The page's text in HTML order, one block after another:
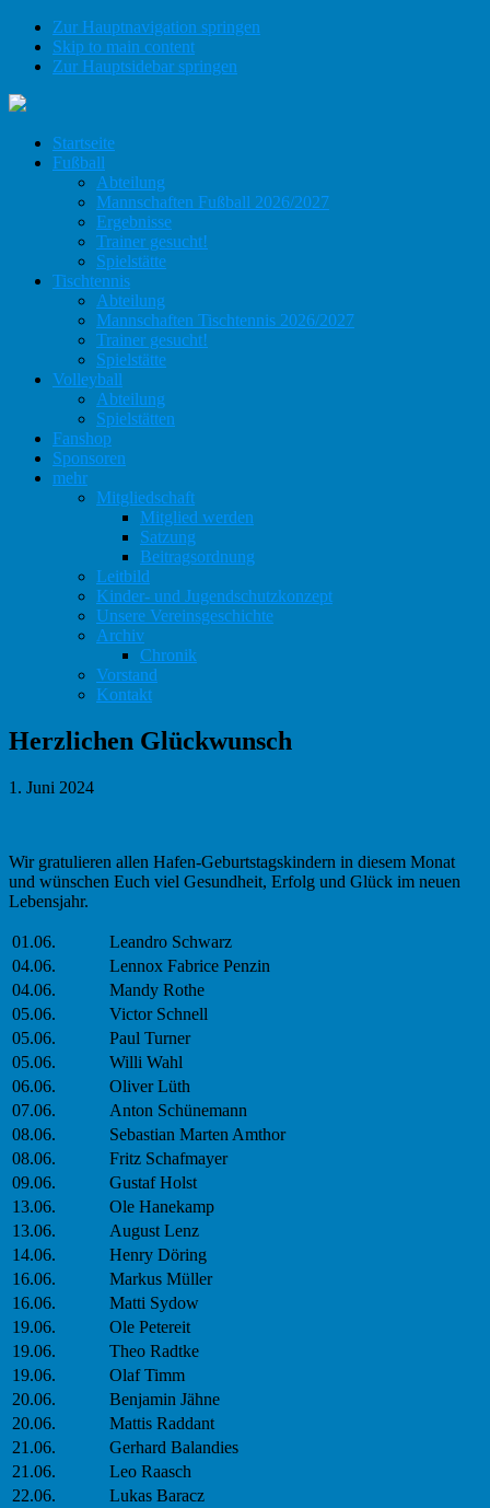
Zur Hauptnavigation springen
Skip to main content
Zur Hauptsidebar springen
Startseite
Fußball
Abteilung
Mannschaften Fußball 2026/2027
Ergebnisse
Trainer gesucht!
Spielstätte
Tischtennis
Abteilung
Mannschaften Tischtennis 2026/2027
Trainer gesucht!
Spielstätte
Volleyball
Abteilung
Spielstätten
Fanshop
Sponsoren
mehr
Mitgliedschaft
Mitglied werden
Satzung
Beitragsordnung
Leitbild
Kinder- und Jugendschutzkonzept
Unsere Vereinsgeschichte
Archiv
Chronik
Vorstand
Kontakt
Herzlichen Glückwunsch
1. Juni 2024
Wir gratulieren allen Hafen-Geburtstagskindern in diesem Monat
und wünschen Euch viel Gesundheit, Erfolg und Glück im neuen
Lebensjahr.
01.06.
Leandro Schwarz
04.06.
Lennox Fabrice Penzin
04.06.
Mandy Rothe
05.06.
Victor Schnell
05.06.
Paul Turner
05.06.
Willi Wahl
06.06.
Oliver Lüth
07.06.
Anton Schünemann
08.06.
Sebastian Marten Amthor
08.06.
Fritz Schafmayer
09.06.
Gustaf Holst
13.06.
Ole Hanekamp
13.06.
August Lenz
14.06.
Henry Döring
16.06.
Markus Müller
16.06.
Matti Sydow
19.06.
Ole Petereit
19.06.
Theo Radtke
19.06.
Olaf Timm
20.06.
Benjamin Jähne
20.06.
Mattis Raddant
21.06.
Gerhard Balandies
21.06.
Leo Raasch
22.06.
Lukas Baracz